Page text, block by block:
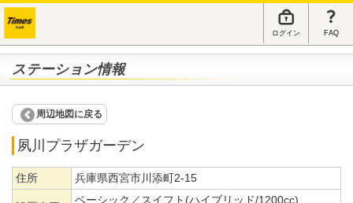
ログイン FAQ
ステーション情報
周辺地図に戻る
夙川プラザガーデン
住所 兵庫県西宮市川添町2-15
ベーシック／スイフト(ハイブリッド/1200cc)